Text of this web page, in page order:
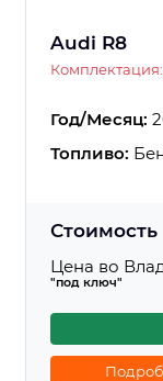
Audi R8
Год/Месяц:
Топливо:
Стоимость
Цена во
"под ключ"